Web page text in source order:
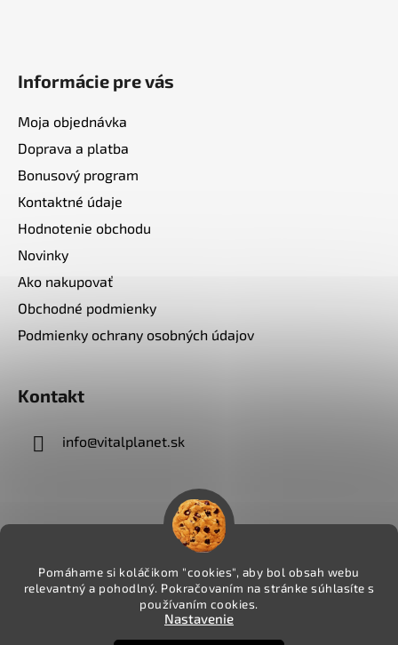
Pomáhame si koláčikom "cookies", aby bol obsah webu
relevantný a pohodlný. Pokračovaním na stránke súhlasíte s
používaním cookies.
Nastavenie
Informácie pre vás
Moja objednávka
Doprava a platba
Bonusový program
Kontaktné údaje
Hodnotenie obchodu
Novinky
Ako nakupovať
Obchodné podmienky
Podmienky ochrany osobných údajov
Kontakt
info@vitalplanet.sk